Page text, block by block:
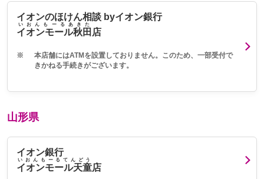
イオンのほけん相談 byイオン銀行
イオンモール秋田
いおんもーるあきた
店
※
本店舗にはATMを設置しておりません。このため、一部受付で
きかねる手続きがございます。
山形県
イオン銀行
イオンモール天童
いおんもーるてんどう
店